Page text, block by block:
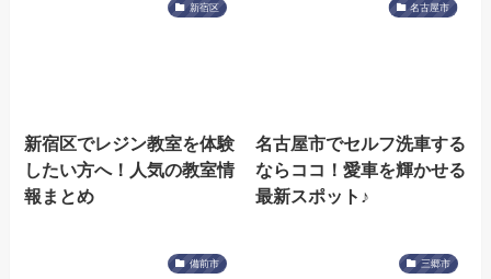
新宿区
新宿区でレジン教室を体験
したい方へ！人気の教室情
報まとめ
名古屋市
名古屋市でセルフ洗車する
ならココ！愛車を輝かせる
最新スポット♪
備前市 三郷市